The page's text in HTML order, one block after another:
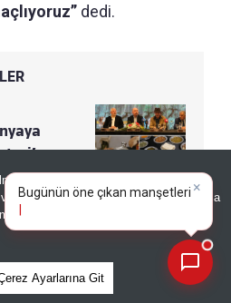
adına sitemizde
KVKK ve GDPR kapsamında
için
Ayarlarına Git
dedi.
sürüyor
×
Bugünün öne çıkan manşetleri